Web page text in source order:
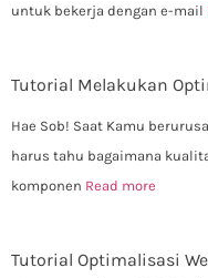
untuk bekerja dengan e-mail
Tutorial Melakukan
Hae Sob! Saat Kamu
harus tahu bagaimana
komponen Read more
Tutorial Optimalisasi